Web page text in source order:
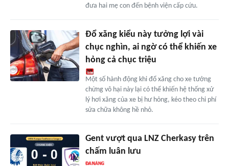
đưa hai mẹ con đến bệnh viện cấp cứu.
Đổ xăng kiểu này tưởng lợi vài
chục nghìn, ai ngờ có thể khiến xe
hỏng cả chục triệu
Một số hành động khi đổ xăng cho xe tưởng
chừng vô hại này lại có thể khiến hệ thống xử
lý hơi xăng của xe bị hư hỏng, kéo theo chi phí
sửa chữa không hề nhỏ.
Gent vượt qua LNZ Cherkasy trên
chấm luân lưu